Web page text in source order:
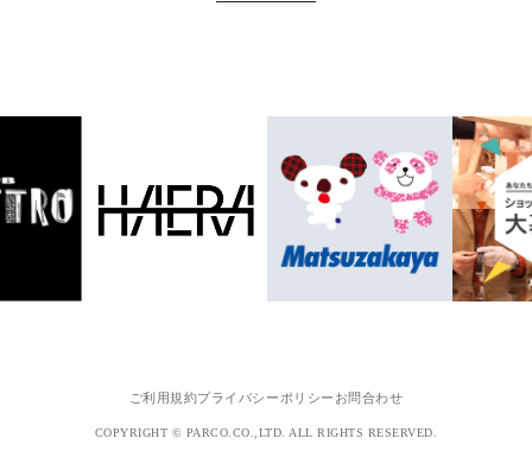
ご利用規約プライバシーポリシー お問合わせ
COPYRIGHT © PARCO.CO.,LTD. ALL RIGHTS RESERVED.